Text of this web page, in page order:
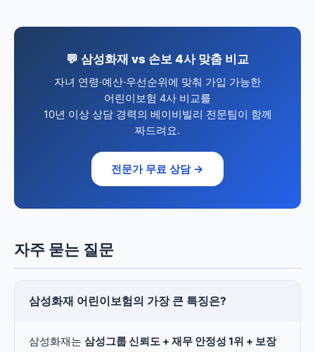
💬 삼성화재 vs 손보 4사 맞춤 비교
자녀 연령·예산·우선순위에 맞춰 가입 가능한
어린이보험 4사 비교를
10년 이상 상담 경력의 베이비빌리 전문팀이 함께
짜드려요.
전문가 무료 상담 →
자주 묻는 질문
삼성화재 어린이보험의 가장 큰 특징은?
삼성화재는 삼성그룹 신뢰도 + 재무 안정성 1위 + 보장